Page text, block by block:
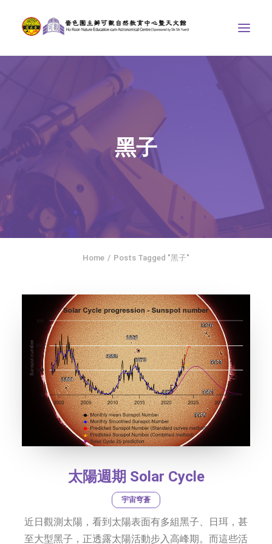
天文館
博物天地
比賽/專題計劃
聯絡我們
SEARCH
社交平台
黑子
Home Posts Tagged "黑子"
太陽週期 Solar Cycle
宇宙穹蒼
近日觀測太陽，看到太陽表面有多組黑子、日珥，甚
至大型黑子，正透露太陽活動步入高峰期。而這些活